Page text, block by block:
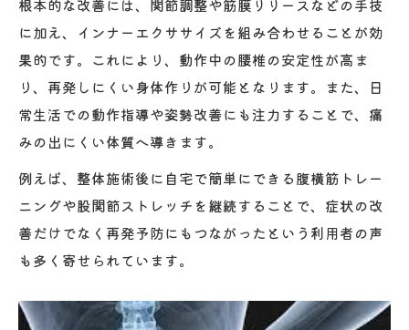
根本的な改善には、関節調整や筋膜リリースなどの手技
に加え、インナーエクササイズを組み合わせることが効
果的です。これにより、動作中の腰椎の安定性が高ま
り、再発しにくい身体作りが可能となります。また、日
常生活での動作指導や姿勢改善にも注力することで、痛
みの出にくい体質へ導きます。
例えば、整体施術後に自宅で簡単にできる腹横筋トレー
ニングや股関節ストレッチを継続することで、症状の改
善だけでなく再発予防にもつながったという利用者の声
も多く寄せられています。